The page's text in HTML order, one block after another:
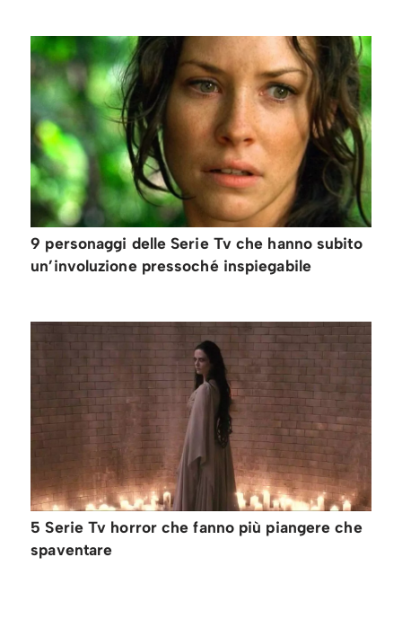
9 personaggi delle Serie Tv che hanno subito
un’involuzione pressoché inspiegabile
5 Serie Tv horror che fanno più piangere che
spaventare